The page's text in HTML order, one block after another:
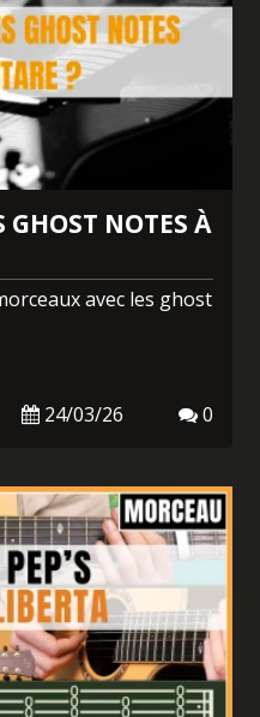
GHOST NOTES À
avec les ghost
24/03/26 0